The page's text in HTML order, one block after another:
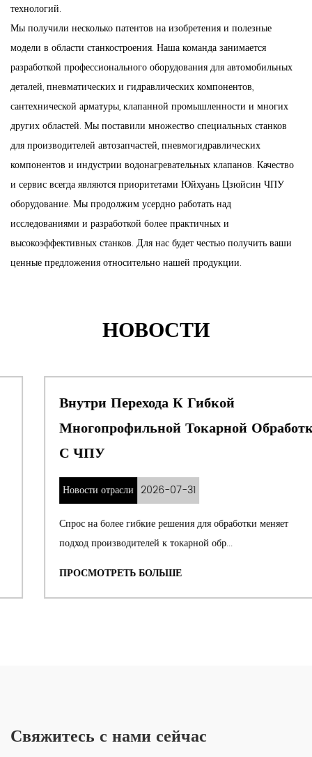
технологий.
Мы получили несколько патентов на изобретения и полезные
модели в области станкостроения. Наша команда занимается
разработкой профессионального оборудования для автомобильных
деталей, пневматических и гидравлических компонентов,
сантехнической арматуры, клапанной промышленности и многих
других областей. Мы поставили множество специальных станков
для производителей автозапчастей, пневмогидравлических
компонентов и индустрии водонагревательных клапанов. Качество
и сервис всегда являются приоритетами Юйхуань Цзюйсин ЧПУ
оборудование. Мы продолжим усердно работать над
исследованиями и разработкой более практичных и
высокоэффективных станков. Для нас будет честью получить ваши
ценные предложения относительно нашей продукции.
НОВОСТИ
Внутри Перехода К Гибкой
Многопрофильной Токарной Обработке
С ЧПУ
Новости отрасли 2026-07-31
Спрос на более гибкие решения для обработки меняет
подход производителей к токарной обр...
ПРОСМОТРЕТЬ БОЛЬШЕ
Свяжитесь с нами сейчас